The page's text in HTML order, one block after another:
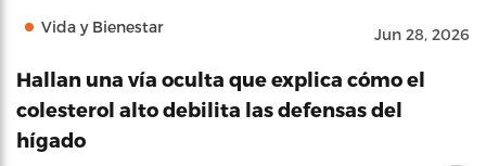
Vida y Bienestar Jun 28, 2026
Hallan una vía oculta que explica cómo el
colesterol alto debilita las defensas del
hígado